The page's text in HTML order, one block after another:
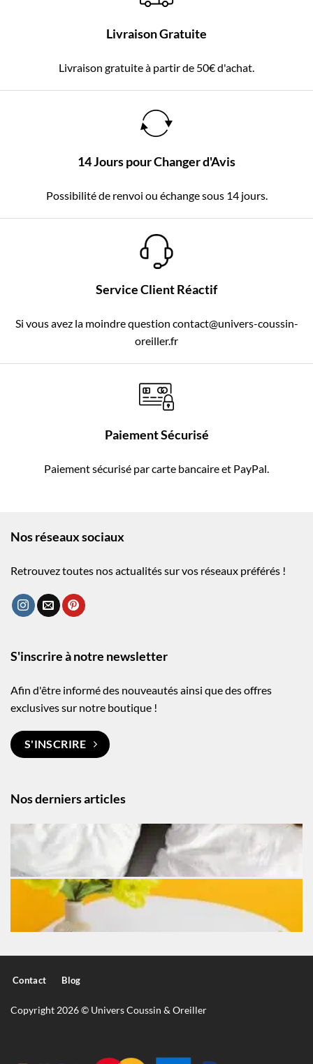
Livraison Gratuite
Livraison gratuite à partir de 50€ d'achat.
14 Jours pour Changer d'Avis
Possibilité de renvoi ou échange sous 14 jours.
Service Client Réactif
Si vous avez la moindre question contact@univers-coussin-
oreiller.fr
Paiement Sécurisé
Paiement sécurisé par carte bancaire et PayPal.
Nos réseaux sociaux
Retrouvez toutes nos actualités sur vos réseaux préférés !
Nos derniers articles
S'inscrire à notre newsletter
Afin d'être informé des nouveautés ainsi que des offres
exclusives sur notre boutique !
S'INSCRIRE
Contact Blog
Copyright 2026 © Univers Coussin & Oreiller